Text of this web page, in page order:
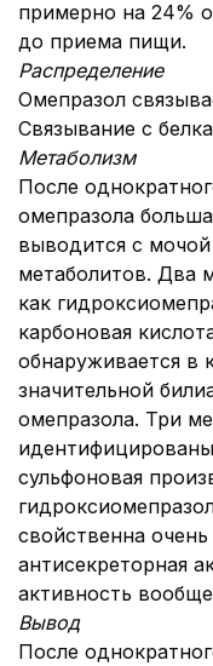
примерно на 24%
до приема пищи.
Распределение
Омепразол
Связывание с
Метаболизм
После
омепразола
выводится с
метаболитов. Два
как
карбоновая
обнаруживается в
значительной
омепразола. Три
сульфоновая
свойственна очень
антисекреторная
активность
Вывод
После